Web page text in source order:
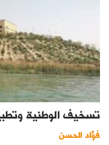
تسخيف الوطنية
فؤاد الحسن